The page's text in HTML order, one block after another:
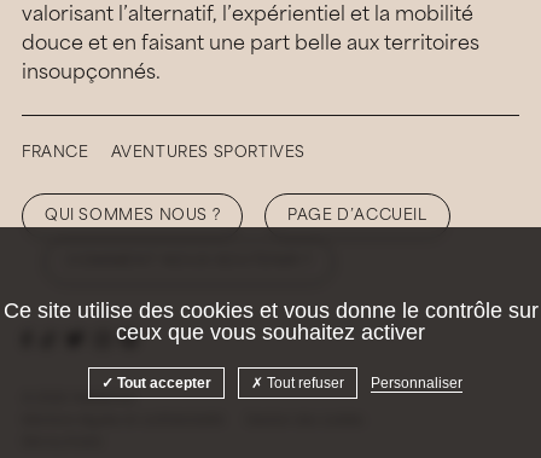
valorisant l’alternatif, l’expérientiel et la mobilité
douce et en faisant une part belle aux territoires
insoupçonnés.
FRANCE AVENTURES SPORTIVES
QUI SOMMES NOUS ? PAGE D’ACCUEIL
© 2026 Hellolaroux
Ce site utilise des cookies et vous donne le contrôle sur
ceux que vous souhaitez activer
Tout accepter Tout refuser Personnaliser